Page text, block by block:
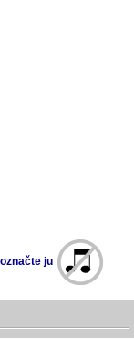
označte ju